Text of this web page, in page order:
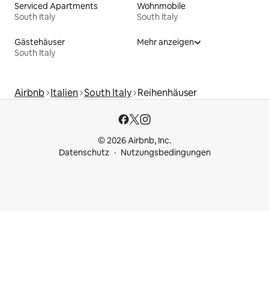
Serviced Apartments
South Italy
Wohnmobile
South Italy
Gästehäuser
South Italy
Mehr anzeigen
Airbnb Italien South Italy Reihenhäuser
© 2026 Airbnb, Inc.
Datenschutz
Nutzungsbedingungen